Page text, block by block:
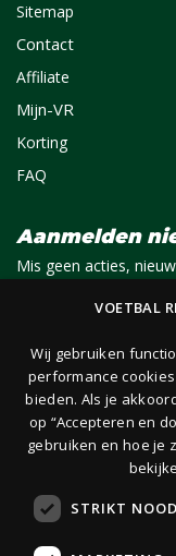
Sitemap
Contact
Affiliate
Mijn-VR
Korting
FAQ
Aanmelden
Mis geen acties,
Je ontvangt 1x per maand per
e-mailadres. Lees hier onze
VOETBAL
Wij gebruiken
performance
bieden. Als je
op “Accepteren en
gebruiken en hoe je
STRIKT